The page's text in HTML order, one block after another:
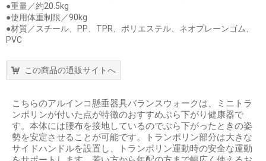
●重量／約20.5kg
●使用体重制限／90kg
●材質／スチール、PP、TPR、ポリエステル、ネオプレーンゴム、
PVC
この商品の通販サイトへ
こちらのアルインコ懸垂器具バランスウォークは、ミニトラ
ンポリンが付いた点が特徴のおすすめぶら下がり健康器で
す。本体には腰布を接地しているのでぶら下がったときの姿
勢を安定させることが可能です。トランポリン部分は大きな
サイドハンドルを設置し、トランポリン運動時の安全な運動